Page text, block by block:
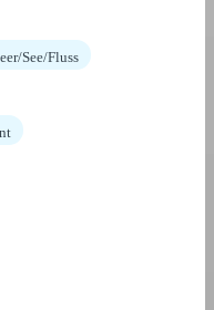
See/Fluss